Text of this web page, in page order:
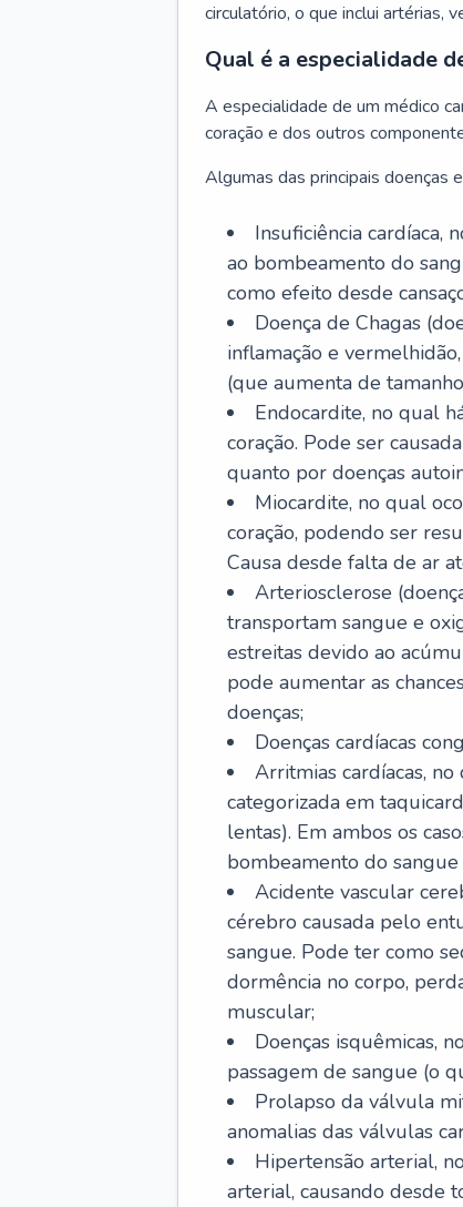
circulatório, o que inclui artérias,
Qual é a especialidade
A especialidade de um médico
coração e dos outros
Algumas das principais doenças
Insuficiência cardíaca,
ao bombeamento do
como efeito desde
Doença de Chagas
inflamação e
(que aumenta de
Endocardite, no qual
coração. Pode ser
quanto por doenças
Miocardite, no qual
coração, podendo ser
Causa desde falta de ar
Arteriosclerose
transportam sangue e
estreitas devido ao
pode aumentar as
doenças;
Doenças cardíacas
Arritmias cardíacas,
categorizada em
lentas). Em ambos os
bombeamento do
Acidente vascular
cérebro causada pelo
sangue. Pode ter como
dormência no corpo,
muscular;
Doenças isquêmicas,
passagem de sangue (o
Prolapso da válvula
anomalias das válvulas
Hipertensão arterial,
arterial, causando desde